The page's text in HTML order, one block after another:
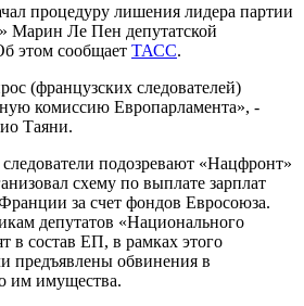
процедуру лишения лидера партии
Марин Ле Пен депутатской
этом сообщает ТАСС.
(французских следователей)
комиссию Европарламента», -
Таяни.
подозревают «Нацфронт»
схему по выплате зарплат
за счет фондов Евросоюза.
депутатов «Национального
в состав ЕП, в рамках этого
предъявлены обвинения в
им имущества.